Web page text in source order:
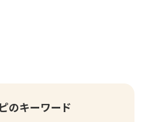
のキーワード